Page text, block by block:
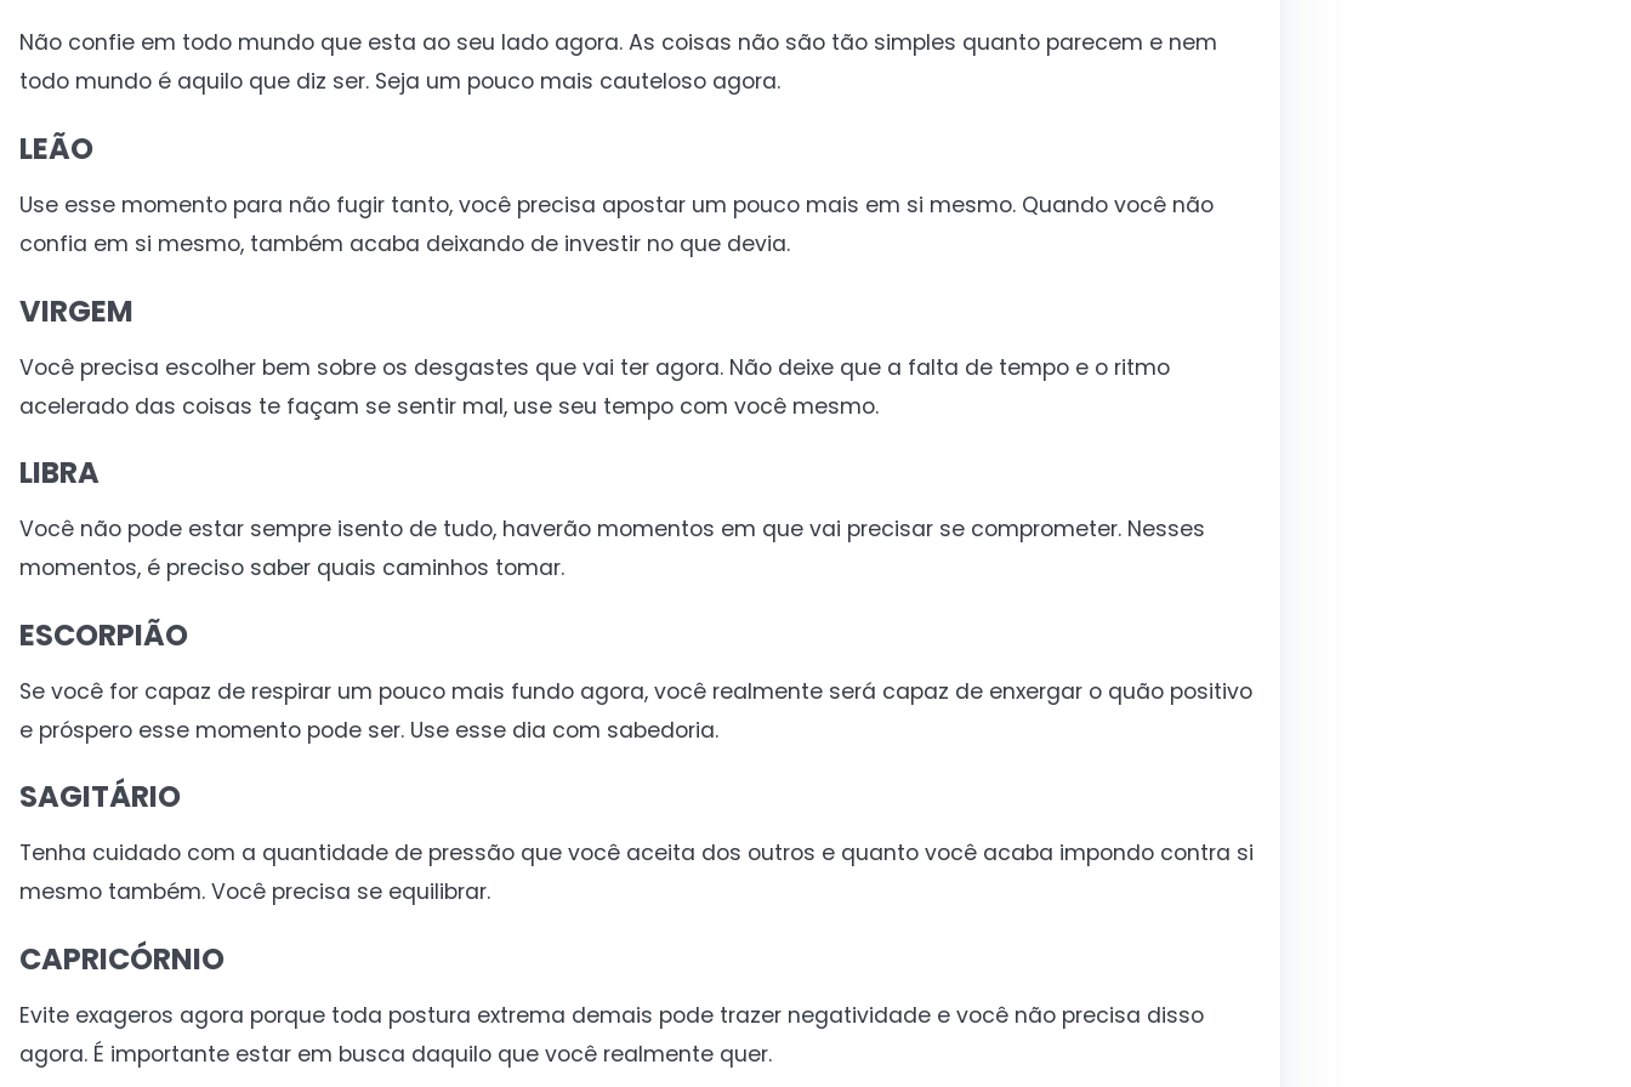
Não confie em todo mundo que esta ao seu lado agora. As coisas não são tão simples quanto parecem e nem
todo mundo é aquilo que diz ser. Seja um pouco mais cauteloso agora.
LEÃO
Use esse momento para não fugir tanto, você precisa apostar um pouco mais em si mesmo. Quando você não
confia em si mesmo, também acaba deixando de investir no que devia.
VIRGEM
Você precisa escolher bem sobre os desgastes que vai ter agora. Não deixe que a falta de tempo e o ritmo
acelerado das coisas te façam se sentir mal, use seu tempo com você mesmo.
LIBRA
Você não pode estar sempre isento de tudo, haverão momentos em que vai precisar se comprometer. Nesses
momentos, é preciso saber quais caminhos tomar.
ESCORPIÃO
Se você for capaz de respirar um pouco mais fundo agora, você realmente será capaz de enxergar o quão positivo
e próspero esse momento pode ser. Use esse dia com sabedoria.
SAGITÁRIO
Tenha cuidado com a quantidade de pressão que você aceita dos outros e quanto você acaba impondo contra si
mesmo também. Você precisa se equilibrar.
CAPRICÓRNIO
Evite exageros agora porque toda postura extrema demais pode trazer negatividade e você não precisa disso
agora. É importante estar em busca daquilo que você realmente quer.